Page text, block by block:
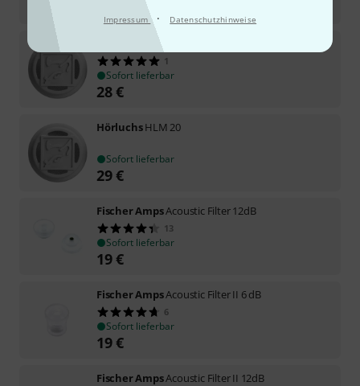
Impressum · Datenschutzhinweise
UVP:
HLM 25
1
Sofort lieferbar
28€
HörluchsHLM 20
Sofort lieferbar
29€
Fischer AmpsAcoustic Filter 12dB
13
Sofort lieferbar
19€
Fischer AmpsAcoustic Filter II 6 dB
6
Sofort lieferbar
19€
Fischer AmpsAcoustic Filter II 12dB